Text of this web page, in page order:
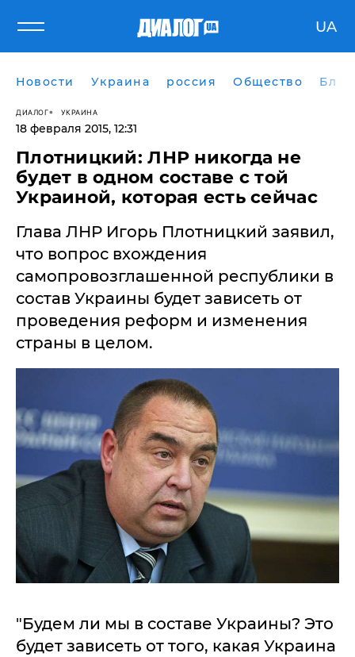
UA
Новости Украина россия Общество
ДИАЛОГ УКРАИНА
18 февраля 2015, 12:31
Плотницкий: ЛНР никогда не
будет в одном составе с той
Украиной, которая есть сейчас
Глава ЛНР Игорь Плотницкий заявил,
что вопрос вхождения
самопровозглашенной республики в
состав Украины будет зависеть от
проведения реформ и изменения
страны в целом.
"Будем ли мы в составе Украины? Это
будет зависеть от того, какая Украина